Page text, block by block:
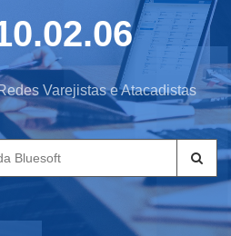
Varejistas e Atacadistas